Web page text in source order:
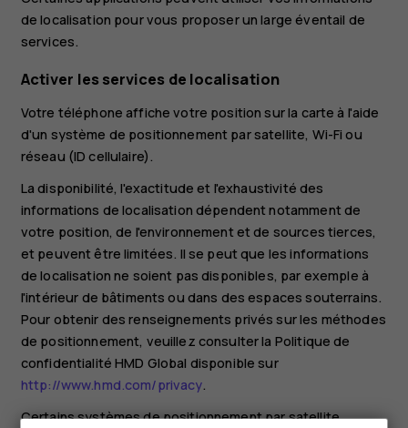
de localisation pour vous proposer un large éventail de
services.
Activer les services de localisation
Votre téléphone affiche votre position sur la carte à l'aide
d'un système de positionnement par satellite, Wi-Fi ou
réseau (ID cellulaire).
La disponibilité, l'exactitude et l'exhaustivité des
informations de localisation dépendent notamment de
votre position, de l'environnement et de sources tierces,
et peuvent être limitées. Il se peut que les informations
de localisation ne soient pas disponibles, par exemple à
l'intérieur de bâtiments ou dans des espaces souterrains.
Pour obtenir des renseignements privés sur les méthodes
de positionnement, veuillez consulter la Politique de
confidentialité HMD Global disponible sur
http://www.hmd.com/privacy.
Certains systèmes de positionnement par satellite